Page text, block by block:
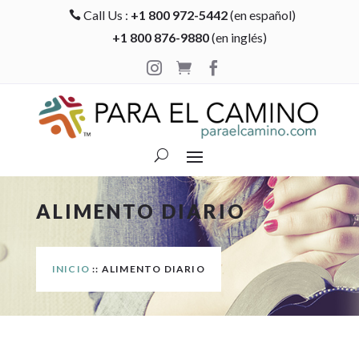
 Call Us : +1 800 972-5442(en español)
+1 800 876-9880(en inglés)

 
ALIMENTO DIARIO
INICIO :: ALIMENTO DIARIO